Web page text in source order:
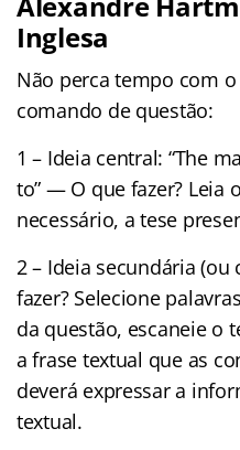
Inglesa
Não perca tempo com
comando de questão:
1 – Ideia central: “The
to” — O que fazer? Leia
necessário, a tese
2 – Ideia secundária
fazer? Selecione
da questão, escaneie o
a frase textual que as
deverá expressar a
textual.